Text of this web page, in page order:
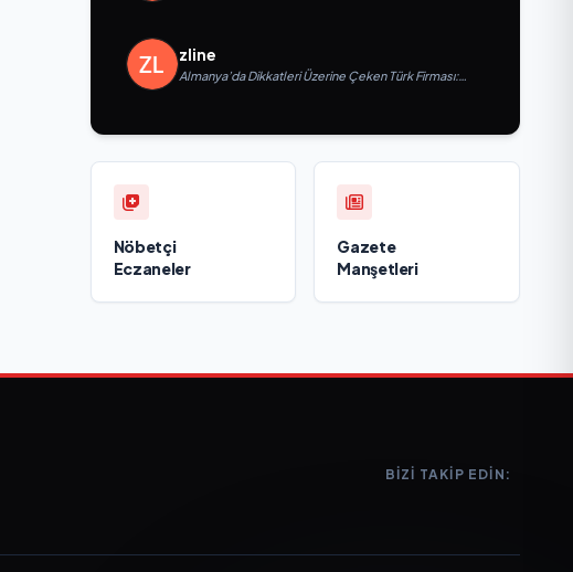
zline
Almanya’da Dikkatleri Üzerine Çeken Türk Firması:
Nöbetçi
Eczaneler
Gazete
Manşetleri
BIZI TAKIP EDIN: